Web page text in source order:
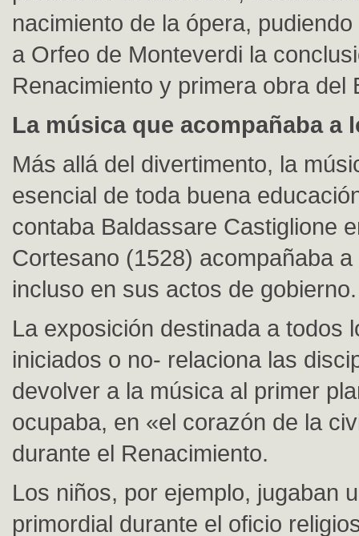
nacimiento de la ópera,
a Orfeo de Monteverdi la
Renacimiento y primera obra del
La música que acompañaba a
Más allá del divertimento, la
esencial de toda buena
contaba Baldassare Castiglione
Cortesano (1528) acompañaba
incluso en sus actos de gobierno.
La exposición destinada a todos
iniciados o no- relaciona las
devolver a la música al primer
ocupaba, en «el corazón de la
durante el Renacimiento.
Los niños, por ejemplo, jugaban
primordial durante el oficio